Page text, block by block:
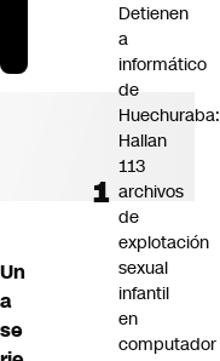
Un
a
se
Detienen
a
informático
de
Huechuraba:
Hallan
113
archivos
de
explotación
sexual
infantil
en
computador